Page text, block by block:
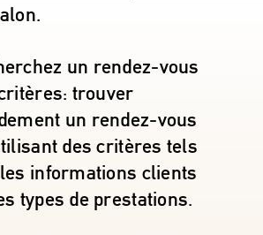
un rendez-vous
trouver
un rendez-vous
des critères tels
informations clients
types de prestations.